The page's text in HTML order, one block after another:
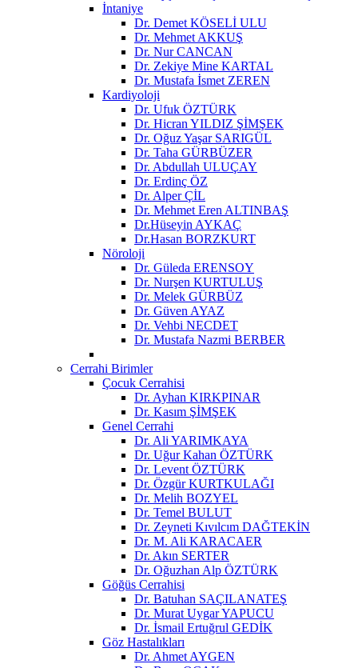
İntaniye
Dr. Demet KÖSELİ ULU
Dr. Mehmet AKKUŞ
Dr. Nur CANCAN
Dr. Zekiye Mine KARTAL
Dr. Mustafa İsmet ZEREN
Kardiyoloji
Dr. Ufuk ÖZTÜRK
Dr. Hicran YILDIZ ŞİMŞEK
Dr. Oğuz Yaşar SARIGÜL
Dr. Taha GÜRBÜZER
Dr. Abdullah ULUÇAY
Dr. Erdinç ÖZ
Dr. Alper ÇİL
Dr. Mehmet Eren ALTINBAŞ
Dr.Hüseyin AYKAÇ
Dr.Hasan BORZKURT
Nöroloji
Dr. Güleda ERENSOY
Dr. Nurşen KURTULUŞ
Dr. Melek GÜRBÜZ
Dr. Güven AYAZ
Dr. Vehbi NECDET
Dr. Mustafa Nazmi BERBER
Cerrahi Birimler
Çocuk Cerrahisi
Dr. Ayhan KIRKPINAR
Dr. Kasım ŞİMŞEK
Genel Cerrahi
Dr. Ali YARIMKAYA
Dr. Uğur Kahan ÖZTÜRK
Dr. Levent ÖZTÜRK
Dr. Özgür KURTKULAĞI
Dr. Melih BOZYEL
Dr. Temel BULUT
Dr. Zeyneti Kıvılcım DAĞTEKİN
Dr. M. Ali KARACAER
Dr. Akın SERTER
Dr. Oğuzhan Alp ÖZTÜRK
Göğüs Cerrahisi
Dr. Batuhan SAÇILANATEŞ
Dr. Murat Uygar YAPUCU
Dr. İsmail Ertuğrul GEDİK
Göz Hastalıkları
Dr. Ahmet AYGEN